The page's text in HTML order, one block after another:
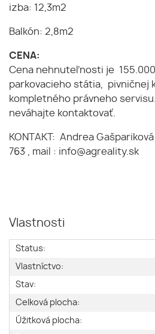
izba: 12,3m2
Balkón: 2,8m2
CENA:
Cena nehnuteľnosti je
parkovacieho státia, pivničnej
kompletného právneho
neváhajte kontaktovať.
KONTAKT: Andrea
763 , mail : info@agreality.sk
Vlastnosti
Status:
Vlastníctvo:
Stav:
Celková plocha:
Úžitková plocha: